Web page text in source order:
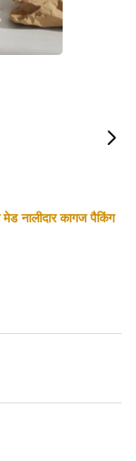
नालीदार कागज पैकिंग